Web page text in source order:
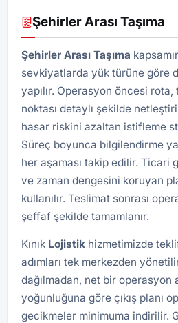
Şehirler Arası Taşıma
Şehirler Arası Taşıma
sevkiyatlarda yük türüne göre
yapılır. Operasyon öncesi rota,
noktası detaylı şekilde
hasar riskini azaltan istifleme
Süreç boyunca bilgilendirme
her aşaması takip edilir. Ticari
ve zaman dengesini koruyan
kullanılır. Teslimat sonrası
şeffaf şekilde tamamlanır.
Kınık Lojistik hizmetimizde
adımları tek merkezden
dağılmadan, net bir operasyon
yoğunluğuna göre çıkış planı
gecikmeler minimuma indirilir.